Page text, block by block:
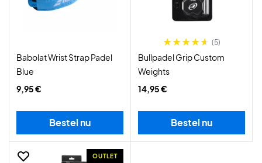
Babolat Wrist Strap Padel
Blue
9,95 €
Bestel nu
(5)
Bullpadel Grip Custom
Weights
14,95 €
Bestel nu
OUTLET